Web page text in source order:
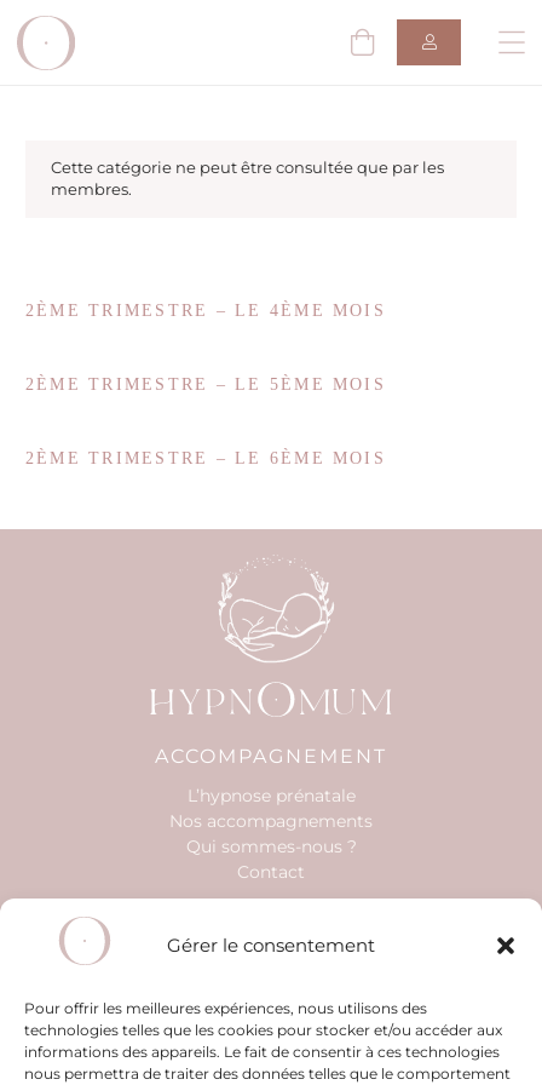
Gérer le consentement
Pour offrir les meilleures expériences, nous utilisons des
technologies telles que les cookies pour stocker et/ou accéder aux
informations des appareils. Le fait de consentir à ces technologies
nous permettra de traiter des données telles que le comportement
Cette catégorie ne peut être consultée que par les
membres.
2ÈME TRIMESTRE – LE 4ÈME MOIS
2ÈME TRIMESTRE – LE 5ÈME MOIS
2ÈME TRIMESTRE – LE 6ÈME MOIS
ACCOMPAGNEMENT
L’hypnose prénatale
Nos accompagnements
Qui sommes-nous ?
Contact
Mentions légales
Politique de confidentialité
CGV
Mon compte